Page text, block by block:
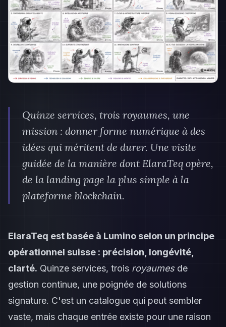
Quinze services, trois royaumes, une
mission : donner forme numérique à des
idées qui méritent de durer. Une visite
guidée de la manière dont ElaraTeq opère,
de la landing page la plus simple à la
plateforme blockchain.
ElaraTeq est basée à Lumino selon un principe
opérationnel suisse : précision, longévité,
clarté. Quinze services, trois royaumesde
gestion continue, une poignée de solutions
signature. C'est un catalogue qui peut sembler
vaste, mais chaque entrée existe pour une raison